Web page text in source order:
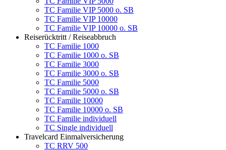
TC Familie VIP 5000 o. SB
TC Familie VIP 10000
TC Familie VIP 10000 o. SB
Reiserücktritt / Reiseabbruch
TC Familie 1000
TC Familie 1000 o. SB
TC Familie 3000
TC Familie 3000 o. SB
TC Familie 5000
TC Familie 5000 o. SB
TC Familie 10000
TC Familie 10000 o. SB
TC Familie individuell
TC Single individuell
Travelcard Einmalversicherung
TC RRV 500